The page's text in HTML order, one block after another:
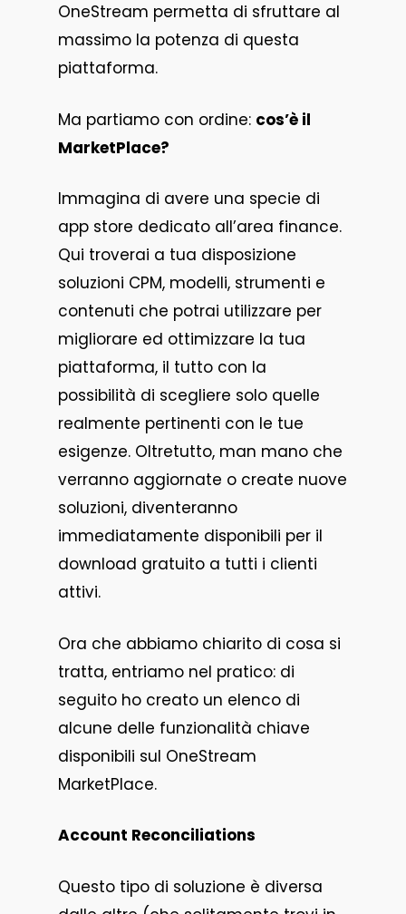
OneStream permetta di sfruttare al
massimo la potenza di questa
piattaforma.
Ma partiamo con ordine: cos’è il
MarketPlace?
Immagina di avere una specie di
app store dedicato all’area finance.
Qui troverai a tua disposizione
soluzioni CPM, modelli, strumenti e
contenuti che potrai utilizzare per
migliorare ed ottimizzare la tua
piattaforma, il tutto con la
possibilità di scegliere solo quelle
realmente pertinenti con le tue
esigenze. Oltretutto, man mano che
verranno aggiornate o create nuove
soluzioni, diventeranno
immediatamente disponibili per il
download gratuito a tutti i clienti
attivi.
Ora che abbiamo chiarito di cosa si
tratta, entriamo nel pratico: di
seguito ho creato un elenco di
alcune delle funzionalità chiave
disponibili sul OneStream
MarketPlace.
Account Reconciliations
Questo tipo di soluzione è diversa